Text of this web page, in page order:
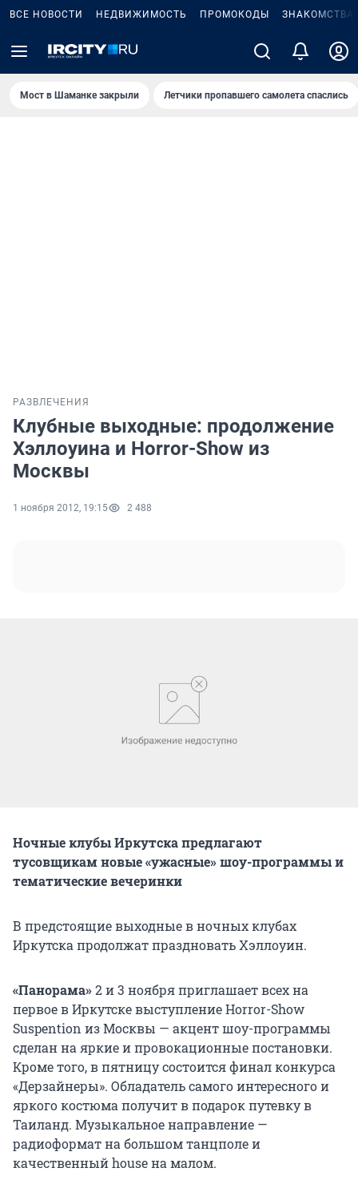
ВСЕ НОВОСТИ НЕДВИЖИМОСТЬ ПРОМОКОДЫ ЗНАКОМСТВА
Мост в Шаманке закрыли Летчики пропавшего самолета спаслись
РАЗВЛЕЧЕНИЯ
Клубные выходные: продолжение
Хэллоуина и Horror-Show из
Москвы
1 ноября 2012, 19:15 2 488
Ночные клубы Иркутска предлагают
тусовщикам новые «ужасные» шоу-программы и
тематические вечеринки
В предстоящие выходные в ночных клубах
Иркутска продолжат праздновать Хэллоуин.
«Панорама»2 и 3 ноября приглашает всех на
первое в Иркутске выступление Horror-Show
Suspention из Москвы — акцент шоу-программы
сделан на яркие и провокационные постановки.
Кроме того, в пятницу состоится финал конкурса
«Дерзайнеры». Обладатель самого интересного и
яркого костюма получит в подарок путевку в
Таиланд. Музыкальное направление —
радиоформат на большом танцполе и
качественный house на малом.